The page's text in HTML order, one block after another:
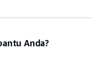
Anda?